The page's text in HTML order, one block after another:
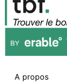
A propos